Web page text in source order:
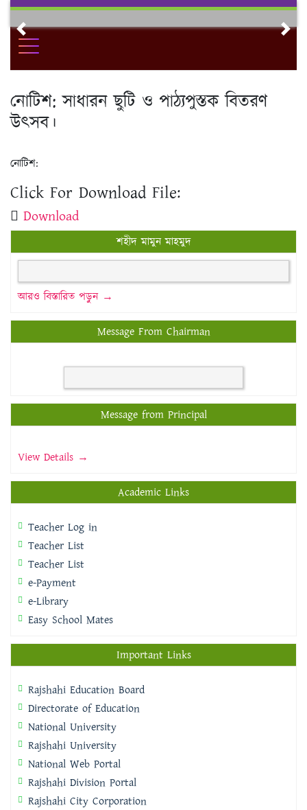
Skip
contentPrevious
নোটিশ: সাধারন ছুটি ও পাঠ্যপুস্তক বিতরণ
উৎসব।
নোটিশ:
Click For Download File:
Download
শহীদ মামুন মাহমুদ
আরও বিস্তারিত পড়ুন →
Message From Chairman
Message from Principal
View Details →
Academic Links
Teacher Log in
Teacher List
Teacher List
e-Payment
e-Library
Easy School Mates
Important Links
Rajshahi Education Board
Directorate of Education
National University
Rajshahi University
National Web Portal
Rajshahi Division Portal
Rajshahi City Corporation